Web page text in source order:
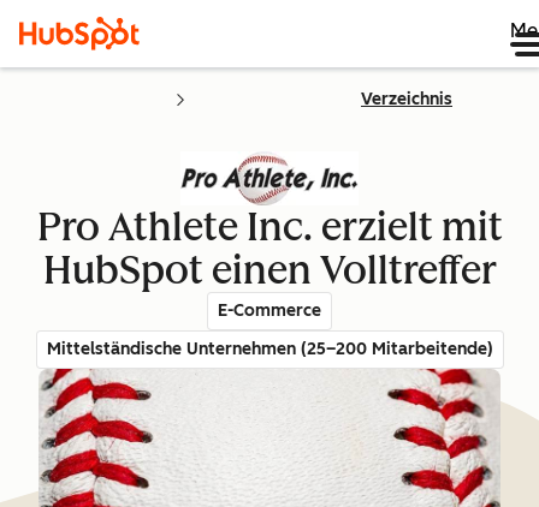
Verzeichnis
Pro Athlete Inc. erzielt mit
HubSpot einen Volltreffer
E-Commerce
Mittelständische Unternehmen (25–200 Mitarbeitende)